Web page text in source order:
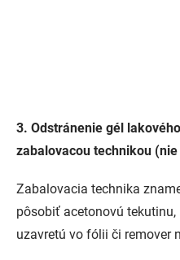
3. Odstránenie gél
zabalovacou technikou
Zabalovacia technika
pôsobiť acetonovú tekutinu,
uzavretú vo fólii či remover